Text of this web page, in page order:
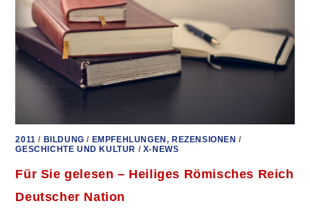
SYSTEMKOLLAPS
2011 / BILDUNG / EMPFEHLUNGEN, REZENSIONEN /
GESCHICHTE UND KULTUR / X-NEWS
Für Sie gelesen – Heiliges Römisches Reich
Deutscher Nation